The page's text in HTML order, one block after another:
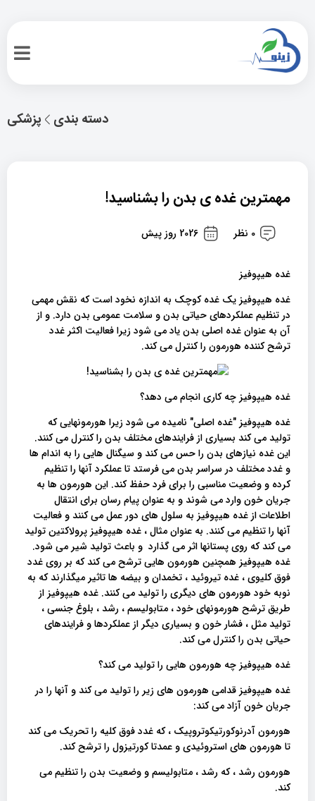
پزشکی دسته بندی
مهمترین غده ی بدن را بشناسید!
0 نظر 2026 روز پیش
غده هیپوفیز
غده هیپوفیز یک غده کوچک به اندازه نخود است که نقش مهمی
در تنظیم عملکردهای حیاتی بدن و سلامت عمومی بدن دارد. و از
آن به عنوان غده اصلی بدن یاد می شود زیرا فعالیت اکثر غدد
ترشح کننده هورمون را کنترل می کند.
غده هیپوفیز چه کاری انجام می دهد؟
غده هیپوفیز "غده اصلی" نامیده می شود زیرا هورمونهایی که
تولید می کند بسیاری از فرایندهای مختلف بدن را کنترل می کنند.
این غده نیازهای بدن را حس می کند و سیگنال هایی را به اندام ها
و غدد مختلف در سراسر بدن می فرستد تا عملکرد آنها را تنظیم
کرده و وضعیت مناسبی را برای فرد حفظ کند. این هورمون ها به
جریان خون وارد می شوند و به عنوان پیام رسان برای انتقال
اطلاعات از غده هیپوفیز به سلول های دور عمل می کنند و فعالیت
آنها را تنظیم می کنند. به عنوان مثال ، غده هیپوفیز پرولاکتین تولید
می کند که روی پستانها اثر می گذارد و باعث تولید شیر می شود.
غده هیپوفیز همچنین هورمون هایی ترشح می کند که بر روی غدد
فوق کلیوی ، غده تیروئید ، تخمدان و بیضه ها تاثیر میگذارند که به
نوبه خود هورمون های دیگری را تولید می کنند. غده هیپوفیز از
طریق ترشح هورمونهای خود ، متابولیسم ، رشد ، بلوغ جنسی ،
تولید مثل ، فشار خون و بسیاری دیگر از عملکردها و فرایندهای
حیاتی بدن را کنترل می کند.
غده هیپوفیز چه هورمون هایی را تولید می کند؟
غده هیپوفیز قدامی هورمون های زیر را تولید می کند و آنها را در
جریان خون آزاد می کند:
هورمون آدرنوکورتیکوتروپیک ، که غدد فوق کلیه را تحریک می کند
تا هورمون های استروئیدی و عمدتا کورتیزول را ترشح کند.
هورمون رشد ، که رشد ، متابولیسم و ​​وضعیت بدن را تنظیم می
کند.